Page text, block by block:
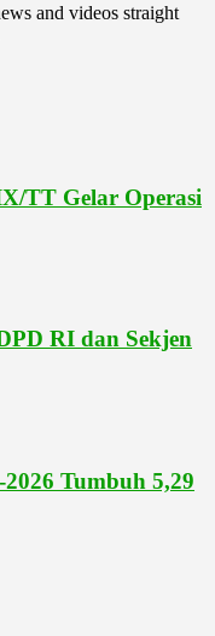
and videos straight
TT Gelar Operasi
RI dan Sekjen
Tumbuh 5,29